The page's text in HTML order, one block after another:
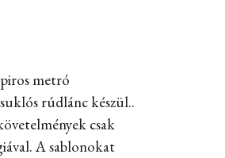
metró
rúdlánc készül..
csak
A sablonokat